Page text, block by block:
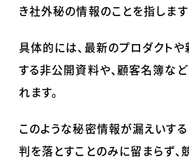
き社外秘の情報のことを指します
具体的には、最新のプロダクト
する非公開資料や、顧客名簿な
れます。
このような秘密情報が漏えいする
判を落とすことのみに留まらず